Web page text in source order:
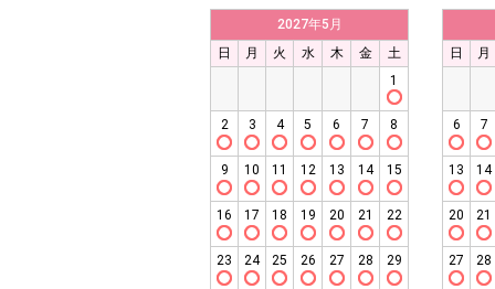
2027年5月
日
月 火 水 木 金
土
1
2 3 4 5 6 7 8
9 10 11 12 13 14 15
16 17 18 19 20 21 22
23 24 25 26 27 28 29
日 月
6 7
13 14
20 21
27 28